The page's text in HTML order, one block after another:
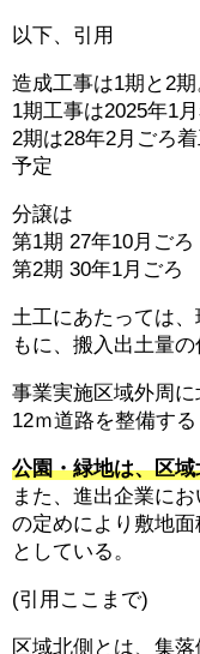
以下、引用
造成工事は1期と2期
1期工事は2025年1
2期は28年2月ごろ
予定
分譲は
第1期 27年10月ごろ
第2期 30年1月ごろ
土工にあたっては
もに、搬入出土量
事業実施区域外周
12ｍ道路を整備する
公園・緑地は、区
また、進出企業に
の定めにより敷地
としている。
(引用ここまで)
区域北側とは、集